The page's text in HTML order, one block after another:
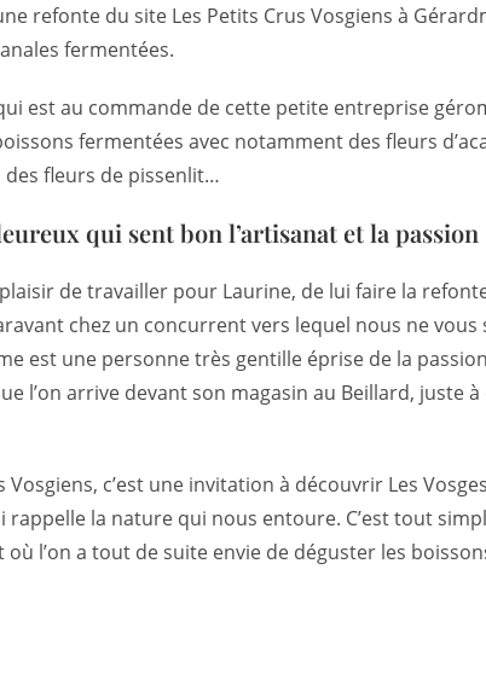
refonte du site Les Petits Crus Vosgiens à
fermentées.
est au commande de cette petite entreprise
fermentées avec notamment des fleurs
des fleurs de pissenlit…
qui sent bon l’artisanat et la passion
de travailler pour Laurine, de lui faire la
chez un concurrent vers lequel nous ne vous
est une personne très gentille éprise de la
l’on arrive devant son magasin au Beillard, juste
Vosgiens, c’est une invitation à découvrir Les
la nature qui nous entoure. C’est tout
où l’on a tout de suite envie de déguster les